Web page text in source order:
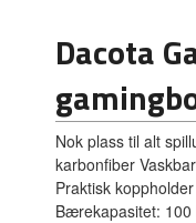
Dacota
Nok plass til alt
karbonfiber
Praktisk
Bærekapasitet: 100